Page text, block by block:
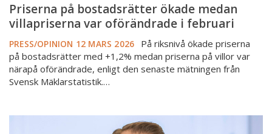
Priserna på bostadsrätter ökade medan
villapriserna var oförändrade i februari
PRESS/OPINION 12 MARS 2026
På riksnivå ökade priserna
på bostadsrätter med +1,2% medan priserna på villor var
närapå oförändrade, enligt den senaste mätningen från
Svensk Mäklarstatistik.…
Små